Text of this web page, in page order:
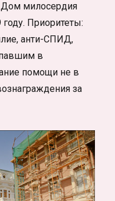
Дом милосердия
Приоритеты:
анти-СПИД,
в
помощи не в
за